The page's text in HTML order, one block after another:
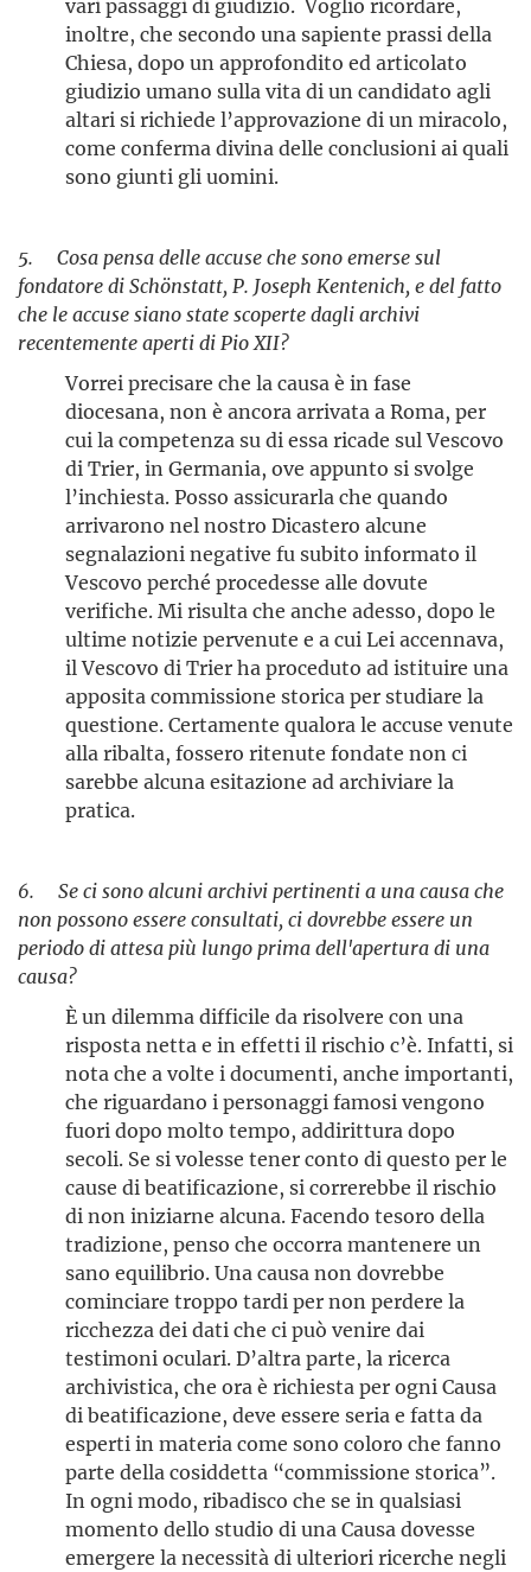
vari passaggi di giudizio. Voglio ricordare,
inoltre, che secondo una sapiente prassi della
Chiesa, dopo un approfondito ed articolato
giudizio umano sulla vita di un candidato agli
altari si richiede l’approvazione di un miracolo,
come conferma divina delle conclusioni ai quali
sono giunti gli uomini.
5. Cosa pensa delle accuse che sono emerse sul
fondatore di Schönstatt, P. Joseph Kentenich, e del fatto
che le accuse siano state scoperte dagli archivi
recentemente aperti di Pio XII?
Vorrei precisare che la causa è in fase
diocesana, non è ancora arrivata a Roma, per
cui la competenza su di essa ricade sul Vescovo
di Trier, in Germania, ove appunto si svolge
l’inchiesta. Posso assicurarla che quando
arrivarono nel nostro Dicastero alcune
segnalazioni negative fu subito informato il
Vescovo perché procedesse alle dovute
verifiche. Mi risulta che anche adesso, dopo le
ultime notizie pervenute e a cui Lei accennava,
il Vescovo di Trier ha proceduto ad istituire una
apposita commissione storica per studiare la
questione. Certamente qualora le accuse venute
alla ribalta, fossero ritenute fondate non ci
sarebbe alcuna esitazione ad archiviare la
pratica.
6. Se ci sono alcuni archivi pertinenti a una causa che
non possono essere consultati, ci dovrebbe essere un
periodo di attesa più lungo prima dell'apertura di una
causa?
È un dilemma difficile da risolvere con una
risposta netta e in effetti il rischio c’è. Infatti, si
nota che a volte i documenti, anche importanti,
che riguardano i personaggi famosi vengono
fuori dopo molto tempo, addirittura dopo
secoli. Se si volesse tener conto di questo per le
cause di beatificazione, si correrebbe il rischio
di non iniziarne alcuna. Facendo tesoro della
tradizione, penso che occorra mantenere un
sano equilibrio. Una causa non dovrebbe
cominciare troppo tardi per non perdere la
ricchezza dei dati che ci può venire dai
testimoni oculari. D’altra parte, la ricerca
archivistica, che ora è richiesta per ogni Causa
di beatificazione, deve essere seria e fatta da
esperti in materia come sono coloro che fanno
parte della cosiddetta “commissione storica”.
In ogni modo, ribadisco che se in qualsiasi
momento dello studio di una Causa dovesse
emergere la necessità di ulteriori ricerche negli